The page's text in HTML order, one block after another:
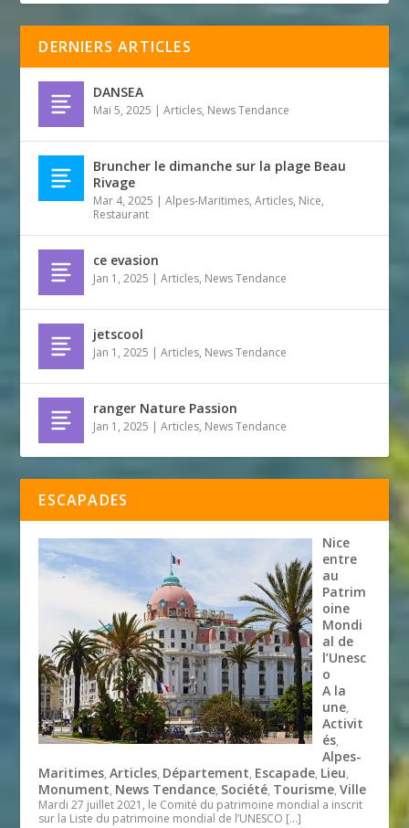
DERNIERS ARTICLES
DANSEA
Mai 5, 2025 |Articles, News Tendance
Bruncher le dimanche sur la plage Beau
Rivage
Mar 4, 2025 |Alpes-Maritimes,Articles, Nice,
Restaurant
ce evasion
Jan 1, 2025 |Articles, News Tendance
jetscool
Jan 1, 2025 |Articles, News Tendance
ranger Nature Passion
Jan 1, 2025 |Articles, News Tendance
ESCAPADES
Nice
entre
au
Patrim
oine
Mondi
al de
l’Unesc
o
A la
une,
Activit
és,
Alpes-
Maritimes,Articles, Département, Escapade, Lieu,
Monument, News Tendance, Société, Tourisme,Ville
Mardi 27 juillet 2021, le Comité du patrimoine mondial a inscrit
sur la Liste du patrimoine mondial de l’UNESCO […]